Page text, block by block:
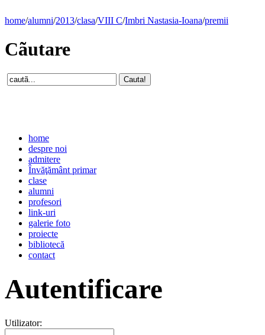
home/alumni/2013/clasa/VIII C/Imbri Nastasia-Ioana/premii
Cãutare
home
despre noi
admitere
Învăţământ primar
clase
alumni
profesori
link-uri
galerie foto
proiecte
bibliotecă
contact
Autentificare
Utilizator: